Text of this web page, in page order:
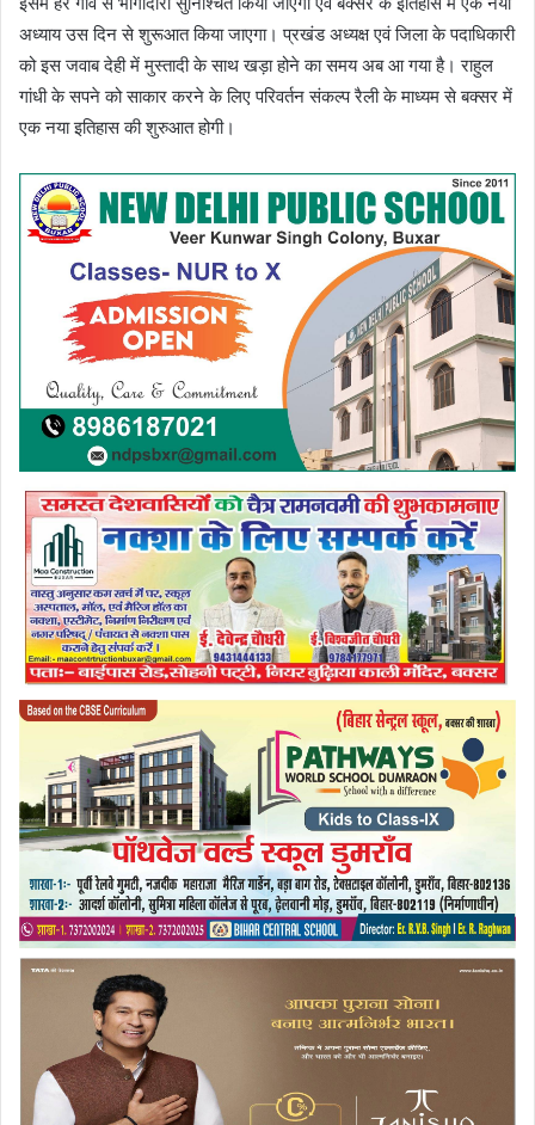
अध्याय उस दिन से शुरूआत किया जाएगा। प्रखंड अध्यक्ष एवं जिला के पदाधिकारी
को इस जवाब देही में मुस्तादी के साथ खड़ा होने का समय अब आ गया है। राहुल
गांधी के सपने को साकार करने के लिए परिवर्तन संकल्प रैली के माध्यम से बक्सर में
एक नया इतिहास की शुरुआत होगी।